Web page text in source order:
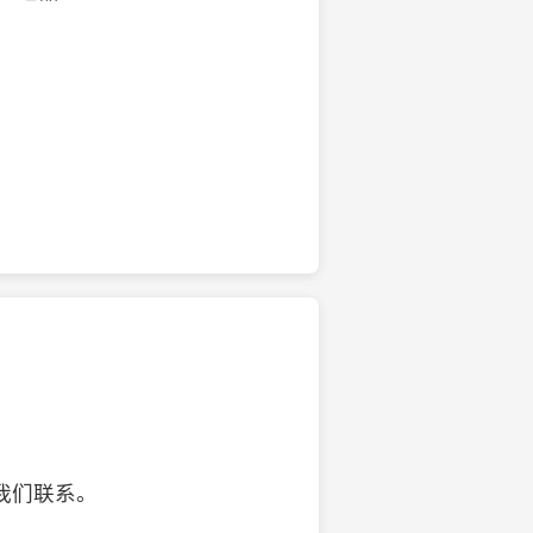
联系。